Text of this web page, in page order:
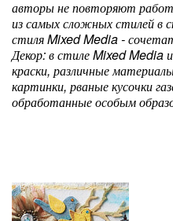
авторы не повторяют
из самых сложных стилей в
стиля Mixed Media -
Декор: в стиле Mixed Media
краски, различные
картинки, рваные кусочки
обработанные особым